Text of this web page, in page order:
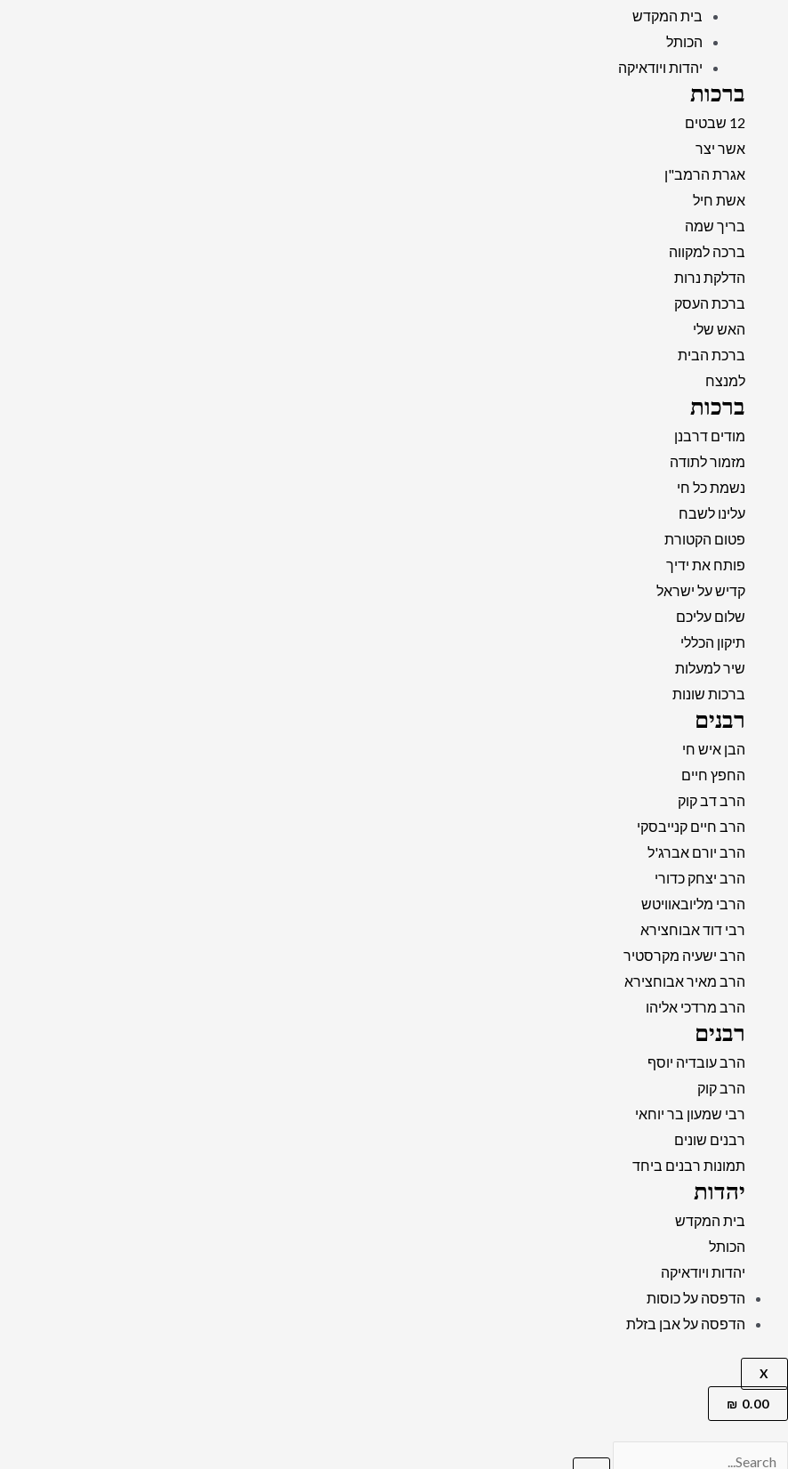
בית המקדש
הכותל
יהדות ויודאיקה
ברכות
12 שבטים
אשר יצר
אגרת הרמב"ן
אשת חיל
בריך שמה
ברכה למקווה
הדלקת נרות
ברכת העסק
האש שלי
ברכת הבית
למנצח
ברכות
מודים דרבנן
מזמור לתודה
נשמת כל חי
עלינו לשבח
פטום הקטורת
פותח את ידיך
קדיש על ישראל
שלום עליכם
תיקון הכללי
שיר למעלות
ברכות שונות
רבנים
הבן איש חי
החפץ חיים
הרב דב קוק
הרב חיים קנייבסקי
הרב יורם אברג'ל
הרב יצחק כדורי
הרבי מליובאוויטש
רבי דוד אבוחצירא
הרב ישעיה מקרסטיר
הרב מאיר אבוחצירא
הרב מרדכי אליהו
רבנים
הרב עובדיה יוסף
הרב קוק
רבי שמעון בר יוחאי
רבנים שונים
תמונות רבנים ביחד
יהדות
בית המקדש
הכותל
יהדות ויודאיקה
הדפסה על כוסות
הדפסה על אבן בזלת
X
0.00
₪